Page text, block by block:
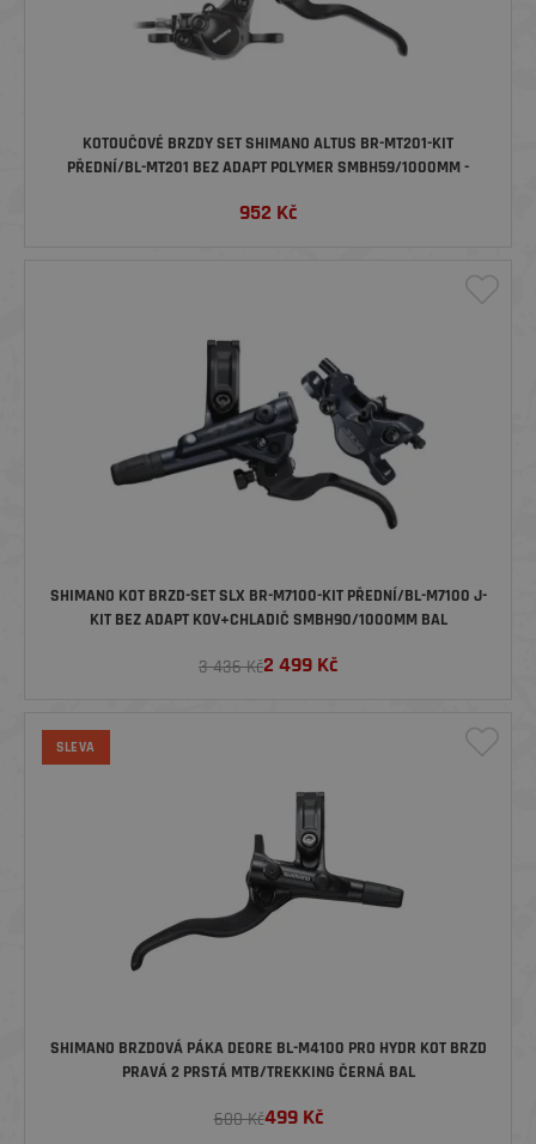
KOTOUČOVÉ BRZDY SET SHIMANO ALTUS BR-MT201-KIT
PŘEDNÍ/BL-MT201 BEZ ADAPT POLYMER SMBH59/1000MM -
952 Kč
SHIMANO KOT BRZD-SET SLX BR-M7100-KIT PŘEDNÍ/BL-M7100 J-
KIT BEZ ADAPT KOV+CHLADIČ SMBH90/1000MM BAL
3 436 Kč2 499 Kč
SLEVA
SHIMANO BRZDOVÁ PÁKA DEORE BL-M4100 PRO HYDR KOT BRZD
PRAVÁ 2 PRSTÁ MTB/TREKKING ČERNÁ BAL
600 Kč499Kč